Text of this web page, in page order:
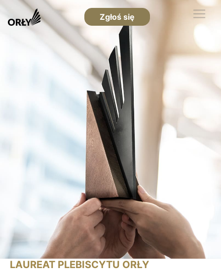
Zgłoś się
LAUREAT PLEBISCYTU ORŁY